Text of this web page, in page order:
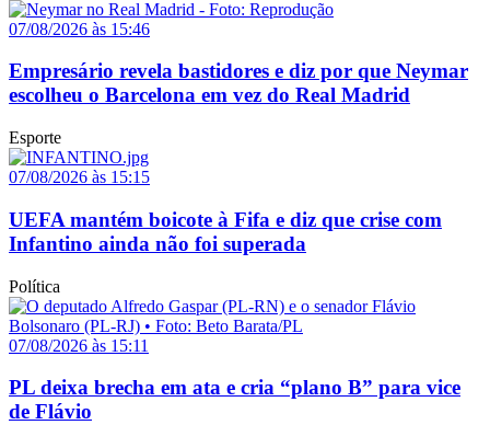
07/08/2026 às 15:46
Empresário revela bastidores e diz por que Neymar
escolheu o Barcelona em vez do Real Madrid
Esporte
07/08/2026 às 15:15
UEFA mantém boicote à Fifa e diz que crise com
Infantino ainda não foi superada
Política
07/08/2026 às 15:11
PL deixa brecha em ata e cria “plano B” para vice
de Flávio